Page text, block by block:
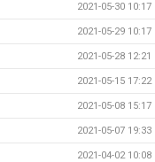
2021-05-30 10:17
2021-05-29 10:17
2021-05-28 12:21
2021-05-15 17:22
2021-05-08 15:17
2021-05-07 19:33
2021-04-02 10:08